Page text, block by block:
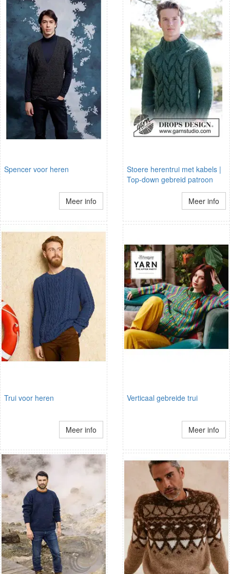
Spencer voor heren
Meer info
Stoere herentrui met kabels |
Top-down gebreid patroon
Meer info
Trui voor heren
Meer info
Verticaal gebreide trui
Meer info